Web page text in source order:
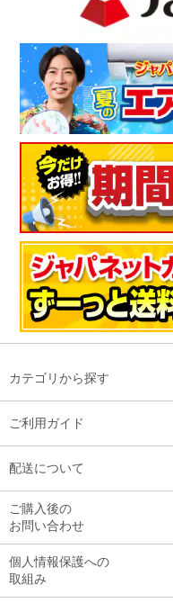
カテゴリから探す
ご利用ガイド
配送について
ご購入後の
お問い合わせ
個人情報保護への
取組み